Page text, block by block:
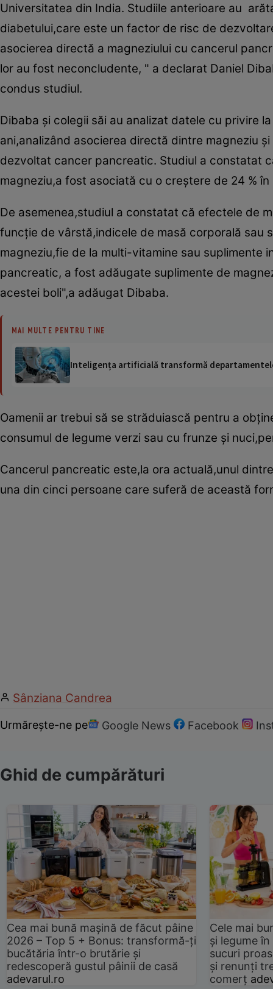
Universitatea din India. Studiile anterioare au
diabetului,care este un factor de risc de
asocierea directă a magneziului cu cancerul
lor au fost neconcludente, " a declarat Daniel
condus studiul.
Dibaba şi colegii săi au analizat datele cu privire
ani,analizând asocierea directă dintre magneziu
dezvoltat cancer pancreatic. Studiul a constatat
magneziu,a fost asociată cu o creştere de 24 %
De asemenea,studiul a constatat că efectele de
funcţie de vârstă,indicele de masă corporală sau
magneziu,fie de la multi-vitamine sau suplimente
pancreatic, a fost adăugate suplimente de
acestei boli",a adăugat Dibaba.
MAI MULTE PENTRU TINE
Inteligența artificială transformă
Oamenii ar trebui să se străduiască pentru a
consumul de legume verzi sau cu frunze şi
Cancerul pancreatic este,la ora actuală,unul
una din cinci persoane care suferă de această
Sânziana Candrea
Urmărește-ne pe Google News Facebook
Ghid de cumpărături
Cea mai bună mașină de făcut pâine
2026 – Top 5 + Bonus: transformă-ți
bucătăria într-o brutărie și
redescoperă gustul pâinii de casă
adevarul.ro
Cele mai
și legume
sucuri
și renunți
comerț